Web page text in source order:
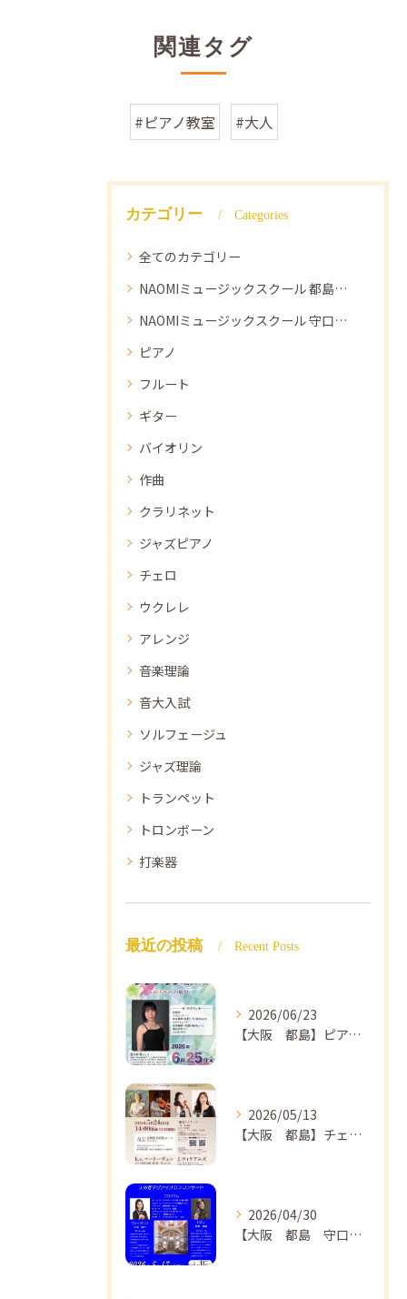
関連タグ
#ピアノ教室 #大人
カテゴリー Categories
全てのカテゴリー
NAOMIミュージックスクール 都島教室
NAOMIミュージックスクール 守口教室
ピアノ
フルート
ギター
バイオリン
作曲
クラリネット
ジャズピアノ
チェロ
ウクレレ
アレンジ
音楽理論
音大入試
ソルフェージュ
ジャズ理論
トランペット
トロンボーン
打楽器
最近の投稿 Recent Posts
2026/06/23
【大阪 都島】ピアノ教室ならNAOMIミュージックスクール ピアノ講師 佐々木唯先生のコンサートのご案内🎵
2026/05/13
【大阪 都島】チェロ教室 NAOMIミュージックスクール❣️チェリスト中島紗理先生のコンサートのご案内🎵
2026/04/30
【大阪 都島 守口】ヴァイオリン教室❣️NAOMIミュージックスクール🎵ヴァイオリン講師 上田哲子先生のコンサートのご案内❗️